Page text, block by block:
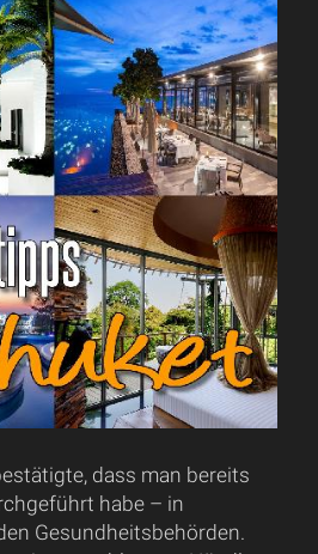
dass man bereits
habe – in
Gesundheitsbehörden.